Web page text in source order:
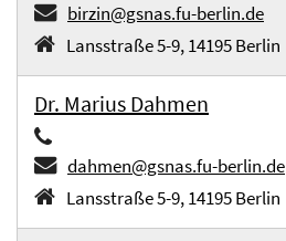
birzin@gsnas.fu-berlin.de
Lansstraße 5-9, 14195 Berlin
Dr. Marius Dahmen
dahmen@gsnas.fu-berlin.de
Lansstraße 5-9, 14195 Berlin